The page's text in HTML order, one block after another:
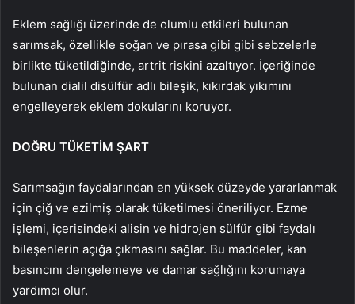
Eklem sağlığı üzerinde de olumlu etkileri bulunan
sarımsak, özellikle soğan ve pırasa gibi gibi sebzelerle
birlikte tüketildiğinde, artrit riskini azaltıyor. İçeriğinde
bulunan dialil disülfür adlı bileşik, kıkırdak yıkımını
engelleyerek eklem dokularını koruyor.
DOĞRU TÜKETİM ŞART
Sarımsağın faydalarından en yüksek düzeyde yararlanmak
için çiğ ve ezilmiş olarak tüketilmesi öneriliyor. Ezme
işlemi, içerisindeki alisin ve hidrojen sülfür gibi faydalı
bileşenlerin açığa çıkmasını sağlar. Bu maddeler, kan
basıncını dengelemeye ve damar sağlığını korumaya
yardımcı olur.